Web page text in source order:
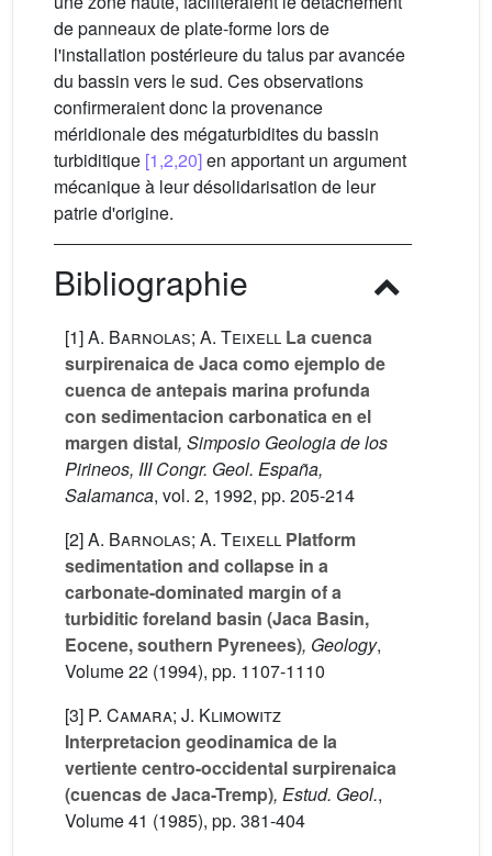
de panneaux de plate-forme lors de
l'installation postérieure du talus par avancée
du bassin vers le sud. Ces observations
confirmeraient donc la provenance
méridionale des mégaturbidites du bassin
turbiditique [1,2,20]en apportant un argument
mécanique à leur désolidarisation de leur
patrie d'origine.
Bibliographie
[1]A. Barnolas; A. Teixell La cuenca
surpirenaica de Jaca como ejemplo de
cuenca de antepais marina profunda
con sedimentacion carbonatica en el
margen distal, Simposio Geologia de los
Pirineos, III Congr. Geol. España,
Salamanca, vol. 2, 1992, pp. 205-214
[2]A. Barnolas; A. Teixell Platform
sedimentation and collapse in a
carbonate-dominated margin of a
turbiditic foreland basin (Jaca Basin,
Eocene, southern Pyrenees), Geology,
Volume 22 (1994), pp. 1107-1110
[3] P. Camara; J. Klimowitz
Interpretacion geodinamica de la
vertiente centro-occidental surpirenaica
(cuencas de Jaca-Tremp), Estud. Geol.,
Volume 41 (1985), pp. 381-404